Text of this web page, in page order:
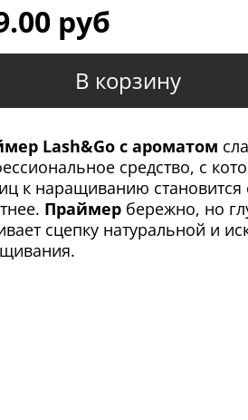
руб
В корзину
Lash&Go с ароматом
средство, с
к наращиванию
Праймер бережно, но
сцепку натуральной и